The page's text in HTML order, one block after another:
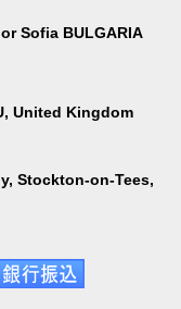
Sofia BULGARIA
United Kingdom
Stockton-on-Tees,